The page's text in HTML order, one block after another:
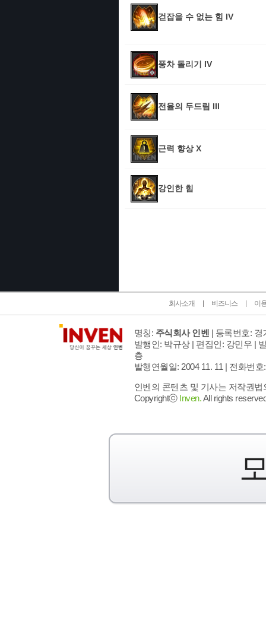
걷잡을 수 없는 힘 IV
풍차 돌리기 IV
전율의 두드림 III
근력 향상 X
강인한 힘
회사소개 비즈니스 이
명칭: 주식회사 인벤 | 등록번호: 경
발행인: 박규상 | 편집인: 강민우 |
층
발행연월일: 2004 11. 11 | 전화번호
인벤의 콘텐츠 및 기사는 저작권
Copyrightⓒ Inven.All rights